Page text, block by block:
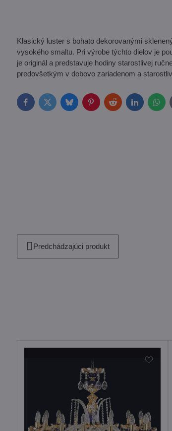
Klasický luster s bohato dekorovanými
vysokého smaltu. Pri výrobe týchto dielov je
je originál a predstavuje hodiny starostlivej
predovšetkým v dobovo zariadenom a
FacebookTwitterBlueskyPinterestRedditLinkedIn
Predchádzajúci produkt